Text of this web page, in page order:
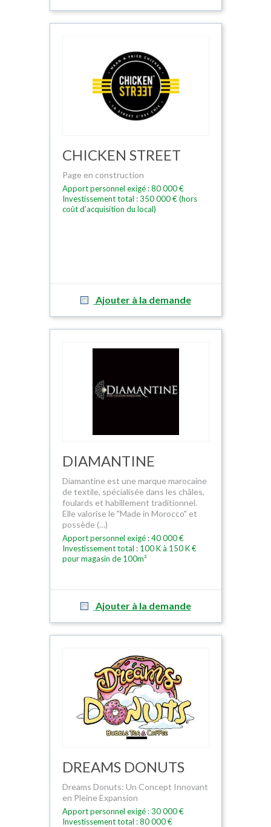
CHICKEN STREET
Page en construction
Apport personnel exigé : 80 000 €
Investissement total : 350 000 € (hors
coût d’acquisition du local)
Ajouter à la demande
DIAMANTINE
Diamantine est une marque marocaine
de textile, spécialisée dans les châles,
foulards et habillement traditionnel.
Elle valorise le "Made in Morocco" et
possède (…)
Apport personnel exigé : 40 000 €
Investissement total : 100 K à 150 K €
pour magasin de 100m²
Ajouter à la demande
DREAMS DONUTS
Dreams Donuts: Un Concept Innovant
en Pleine Expansion
Apport personnel exigé : 30 000 €
Investissement total : 80 000 €